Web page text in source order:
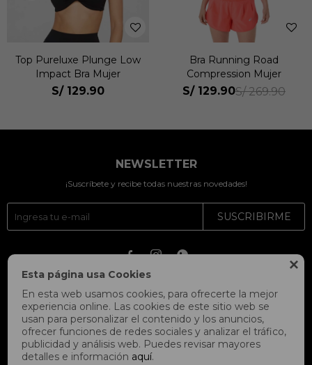

Esta página usa Cookies
En esta web usamos cookies, para ofrecerte la mejor
experiencia online. Las cookies de este sitio web se
usan para personalizar el contenido y los anuncios,
ofrecer funciones de redes sociales y analizar el tráfico,
publicidad y análisis web. Puedes revisar mayores
detalles e información aquí.
Top Pureluxe Plunge Low
Impact Bra Mujer
S/ 129.90
Bra Running Road
Compression Mujer
S/ 129.90S/ 269.90
NEWSLETTER
¡Suscríbete y recibe todas nuestras novedades!
SUSCRIBIRME
  